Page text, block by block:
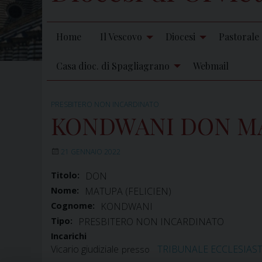
Home Il Vescovo Diocesi Pastorale
Casa dioc. di Spagliagrano Webmail
PRESBITERO NON INCARDINATO
KONDWANI DON
21 GENNAIO 2022
Titolo: DON
Nome: MATUPA (FELICIEN)
Cognome: KONDWANI
Tipo: PRESBITERO NON INCARDINATO
Incarichi
Vicario giudiziale presso TRIBUNALE